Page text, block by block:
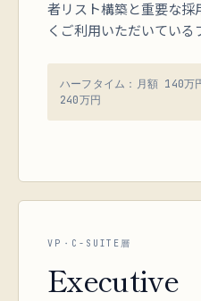
者リスト構築と重要な採
くご利用いただいている
ハーフタイム：月額 140
240万円
VP・C-SUITE層
Executive